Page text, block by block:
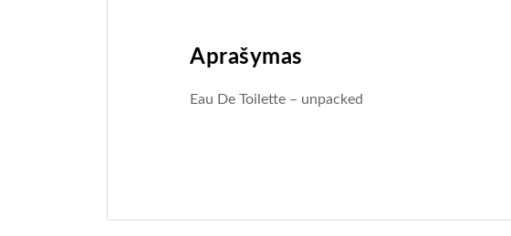
Aprašymas
Eau De Toilette – unpacked